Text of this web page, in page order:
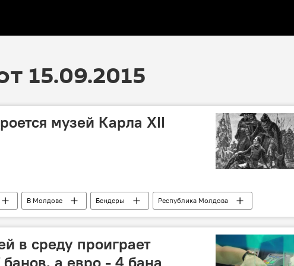
15.09.2015
музей Карла XII
В Молдове Бендеры
Республика Молдова
музей
в среду проиграет